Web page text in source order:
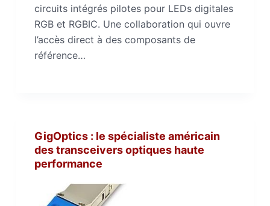
circuits intégrés pilotes pour LEDs digitales
RGB et RGBIC. Une collaboration qui ouvre
l’accès direct à des composants de
référence…
GigOptics : le spécialiste américain
des transceivers optiques haute
performance